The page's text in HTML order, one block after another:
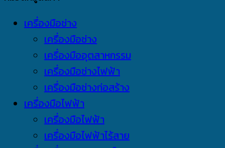
เครื่องมือช่าง
เครื่องมือช่าง
เครื่องมืออุตสาหกรรม
เครื่องมือช่างไฟฟ้า
เครื่องมือช่างก่อสร้าง
เครื่องมือไฟฟ้า
เครื่องมือไฟฟ้า
เครื่องมือไฟฟ้าไร้สาย